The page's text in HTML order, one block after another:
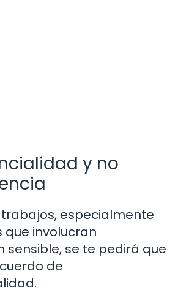
y no
trabajos, especialmente
que involucran
sensible, se te pedirá que
de